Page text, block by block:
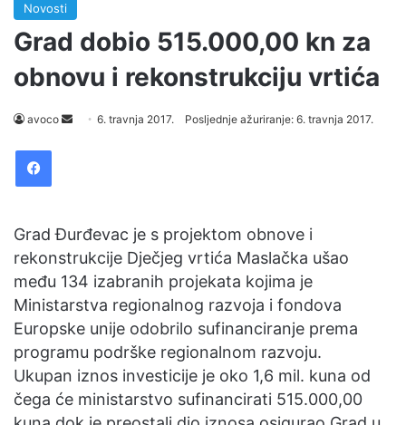
Novosti
Grad dobio 515.000,00 kn za
obnovu i rekonstrukciju vrtića
avoco
n
m
l
6. travnja 2017. Posljednje ažuriranje: 6. travnja 2017.
Grad Đurđevac je s projektom obnove i
rekonstrukcije Dječjeg vrtića Maslačka ušao
među 134 izabranih projekata kojima je
Ministarstva regionalnog razvoja i fondova
Europske unije odobrilo sufinanciranje prema
programu podrške regionalnom razvoju.
Ukupan iznos investicije je oko 1,6 mil. kuna od
čega će ministarstvo sufinancirati 515.000,00